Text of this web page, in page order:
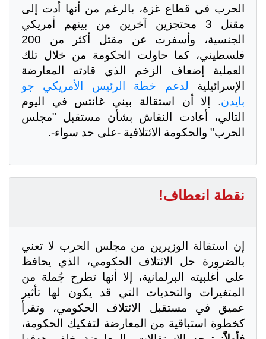
الحرب في قطاع غزة، بالرغم من أنها أدت إلى
مقتل 3 محتجزين آخرين من بينهم أمريكي
الجنسية، وأسفرت عن مقتل أكثر من 200
فلسطيني، كما حاولت الحكومة من خلال تلك
العملية إضعاف الزخم الذي قادته المعارضة
الإسرائيلية
لدعم خطة الرئيس الأمريكي جو
بايدن.
إلا أن استقالة بيني غانتس في اليوم
التالي، أعادت النقاش بشأن مستقبل "مجلس
الحرب" والحكومة الائتلافية -على حد سواء-.
نقطة انعطاف!
إن استقالة الوزيرين من مجلس الحرب لا تعني
بالضرورة حل الائتلاف الحكومي، الذي يحافظ
على أغلبيته البرلمانية، إلا أنها تطرح جُملة من
المتغيرات والتحديات التي قد يكون لها تأثير
عميق في مستقبل الائتلاف الحكومي، وتقرأ
كخطوة استباقية من المعارضة لتفكيك الحكومة،